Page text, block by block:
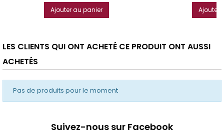
de
base
Ajouter au panier Ajouter
LES CLIENTS QUI ONT ACHETÉ CE PRODUIT ONT AUSSI
ACHETÉS
Pas de produits pour le moment
Suivez-nous sur Facebook